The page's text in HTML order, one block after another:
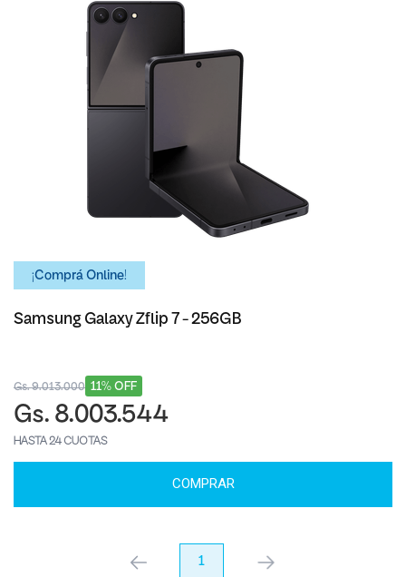
¡Comprá Online!
Samsung Galaxy Zflip 7 - 256GB
11% OFF
Gs. 9.013.000
Gs. 8.003.544
HASTA 24 CUOTAS
COMPRAR
anterior 1 próximo